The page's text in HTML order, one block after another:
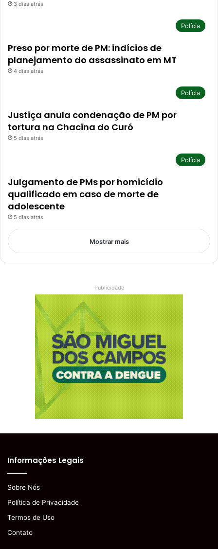
3 dias atrás
Polícia
Preso por morte de PM: indícios de
planejamento do assassinato em MT
4 dias atrás
Polícia
Justiça anula condenação de PM por
tortura na Chacina do Curó
5 dias atrás
Polícia
Julgamento de PMs por homicídio
qualificado em caso de morte de
adolescente
5 dias atrás
Mostrar mais
Publicidade
Informações Legais
Sobre Nós
Política de Privacidade
Termos de Uso
Contato